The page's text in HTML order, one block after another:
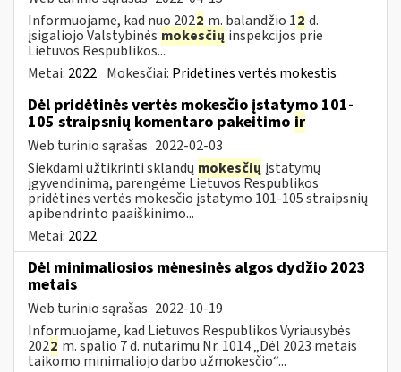
Informuojame, kad nuo 2022 m. balandžio 12 d.
įsigaliojo Valstybinės mokesčių inspekcijos prie
Lietuvos Respublikos...
Metai: 2022 Mokesčiai: Pridėtinės vertės mokestis
Dėl pridėtinės vertės mokesčio įstatymo 101-
105 straipsnių komentaro pakeitimo ir
Web turinio sąrašas 2022-02-03
Siekdami užtikrinti sklandų mokesčių įstatymų
įgyvendinimą, parengėme Lietuvos Respublikos
pridėtinės vertės mokesčio įstatymo 101-105 straipsnių
apibendrinto paaiškinimo...
Metai: 2022
Dėl minimaliosios mėnesinės algos dydžio 2023
metais
Web turinio sąrašas 2022-10-19
Informuojame, kad Lietuvos Respublikos Vyriausybės
2022 m. spalio 7 d. nutarimu Nr. 1014 „Dėl 2023 metais
taikomo minimaliojo darbo užmokesčio“...